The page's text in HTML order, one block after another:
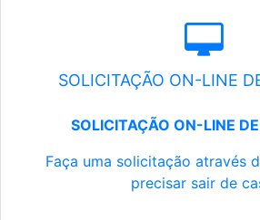
SOLICITAÇÃO ON-LINE
SOLICITAÇÃO ON-LINE
Faça uma solicitação através
precisar sair de